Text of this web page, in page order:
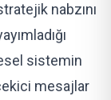
nabzını
sistemin
mesajlar